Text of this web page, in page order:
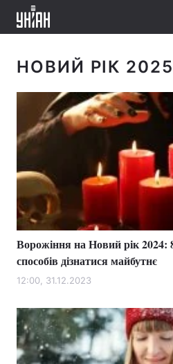
НОВИЙ РІК 2025
Ворожіння на Новий рік 2024:
способів дізнатися майбутнє
12:00, 31.12.2023